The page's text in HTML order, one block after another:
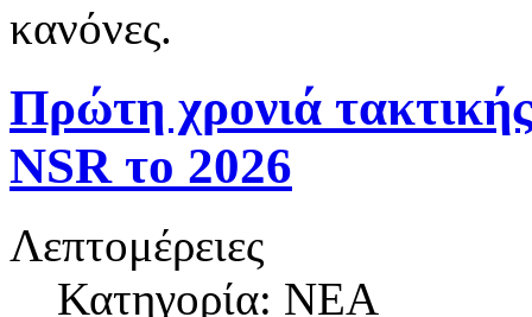
κανόνες.
Πρώτη χρονιά
NSR το 2026
Λεπτομέρειες
Κατηγορία: NEA